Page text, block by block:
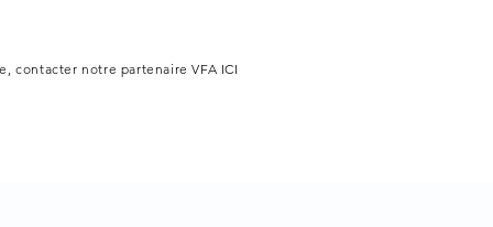
contacter notre partenaire VFA ICI